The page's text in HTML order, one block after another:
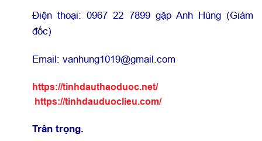
Điện thoại: 0967 22 7899 gặp Anh Hùng (Giám
đốc)
Email: vanhung1019@gmail.com
https://tinhdauthaoduoc.net/
https://tinhdauduoclieu.com/
Trân trọng.